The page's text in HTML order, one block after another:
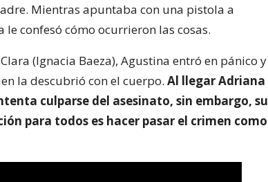
Mientras apuntaba con una pistola a
confesó cómo ocurrieron las cosas.
(Ignacia Baeza), Agustina entró en pánico y
la descubrió con el cuerpo. Al llegar Adriana
culparse del asesinato, sin embargo, su
para todos es hacer pasar el crimen como